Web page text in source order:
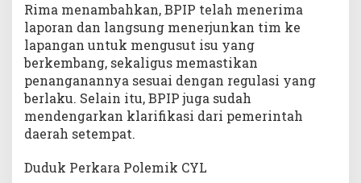
Rima menambahkan, BPIP telah menerima
laporan dan langsung menerjunkan tim ke
lapangan untuk mengusut isu yang
berkembang, sekaligus memastikan
penanganannya sesuai dengan regulasi yang
berlaku. Selain itu, BPIP juga sudah
mendengarkan klarifikasi dari pemerintah
daerah setempat.
Duduk Perkara Polemik CYL